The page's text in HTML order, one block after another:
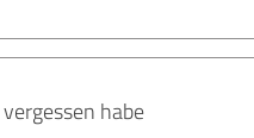
habe